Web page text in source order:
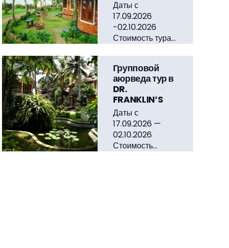
Даты с
17.09.2026
-02.10.2026
Стоимость тура…
Групповой
аюрведа тур в
DR.
FRANKLIN’S
Даты с
17.09.2026 —
02.10.2026
Стоимость…